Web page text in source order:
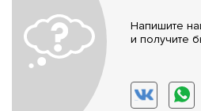
Напишите
и получите